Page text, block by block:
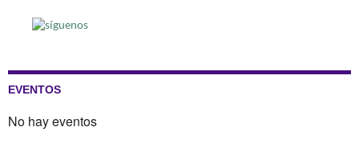
EVENTOS
No hay eventos